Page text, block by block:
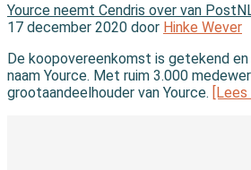
Yource neemt Cendris over van
17 december 2020 door Hinke Wever
De koopovereenkomst is getekend
naam Yource. Met ruim 3.000
grootaandeelhouder van Yource. [Lees